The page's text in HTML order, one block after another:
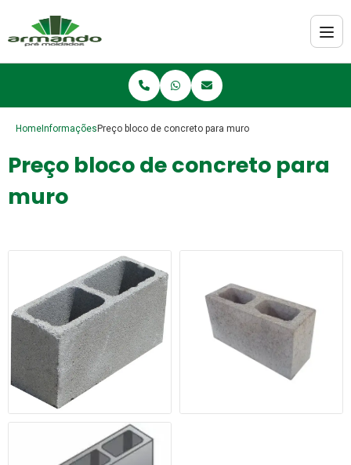
Home Informações Preço bloco de concreto para muro
Preço bloco de concreto para
muro